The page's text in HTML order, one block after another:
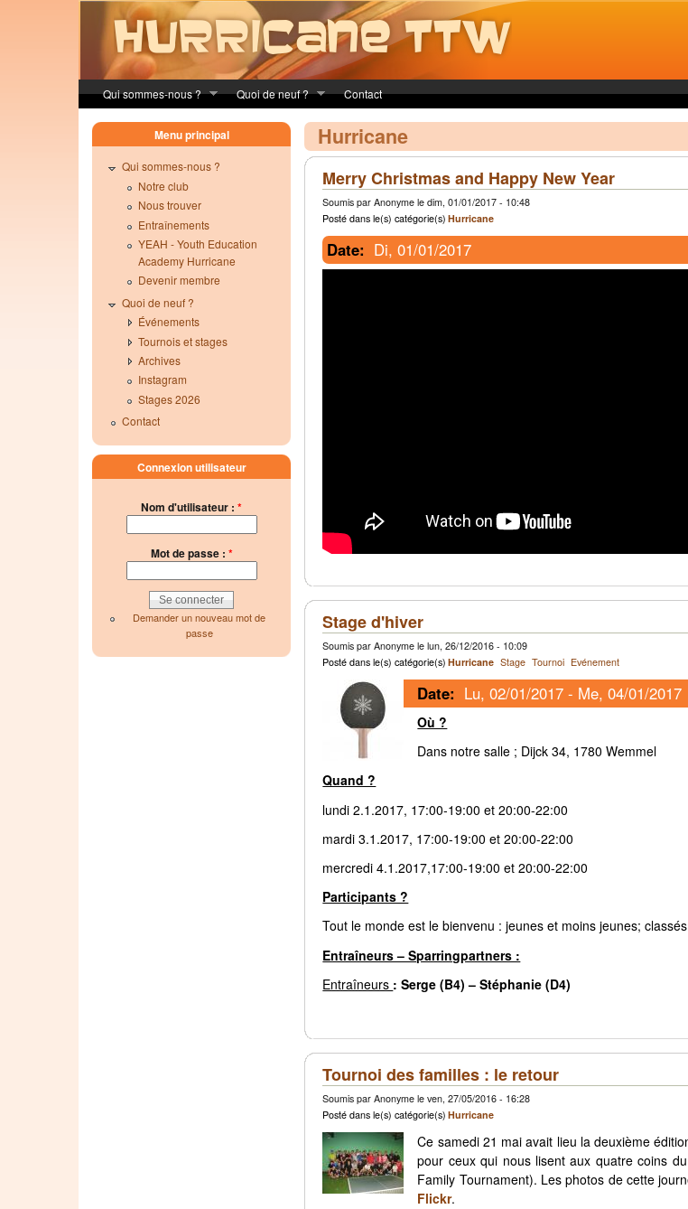
Qui sommes-nous ? Quoi de neuf ? Contact
Hurricane
Merry Christmas and Happy New Year
Soumis par Anonyme le dim, 01/01/2017 - 10:48
Posté dans le(s) catégorie(s) Hurricane
Date: Di, 01/01/2017
Stage d'hiver
Soumis par Anonyme le lun, 26/12/2016 - 10:09
Posté dans le(s) catégorie(s) Hurricane Stage Tournoi Evénement
Date: Lu, 02/01/2017 - Me, 04/01/2017
Où ?
Dans notre salle ; Dijck 34, 1780 Wemmel
Quand ?
lundi 2.1.2017, 17:00-19:00 et 20:00-22:00
mardi 3.1.2017, 17:00-19:00 et 20:00-22:00
mercredi 4.1.2017,17:00-19:00 et 20:00-22:00
Participants ?
Tout le monde est le bienvenu : jeunes et moins jeunes;
Entraîneurs – Sparringpartners :
Entraîneurs : Serge (B4) – Stéphanie (D4)
Tournoi des familles : le retour
Soumis par Anonyme le ven, 27/05/2016 - 16:28
Posté dans le(s) catégorie(s) Hurricane
Ce samedi 21 mai avait lieu la deuxième
pour ceux qui nous lisent aux quatre coins
Family Tournament). Les photos de cette
Flickr.
Menu principal
Qui sommes-nous ?
Notre club
Nous trouver
Entraînements
YEAH - Youth Education
Academy Hurricane
Devenir membre
Quoi de neuf ?
Événements
Tournois et stages
Archives
Instagram
Stages 2026
Contact
Connexion utilisateur
Nom d'utilisateur :*
Mot de passe : *
Demander un nouveau mot de
passe